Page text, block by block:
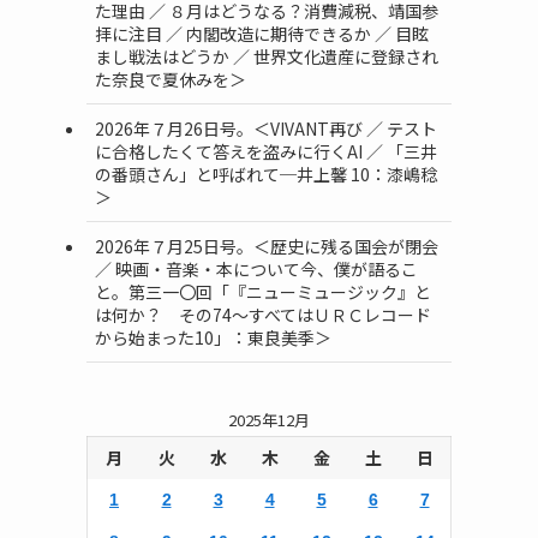
た理由 ／ ８月はどうなる？消費減税、靖国参
拝に注目 ／ 内閣改造に期待できるか ／ 目眩
まし戦法はどうか ／ 世界文化遺産に登録され
た奈良で夏休みを＞
2026年７月26日号。＜VIVANT再び ／ テスト
に合格したくて答えを盗みに行くAI ／ 「三井
の番頭さん」と呼ばれて─井上馨 10：漆嶋稔
＞
2026年７月25日号。＜歴史に残る国会が閉会
／ 映画・音楽・本について今、僕が語るこ
と。第三一〇回「『ニューミュージック』と
は何か？ その74～すべてはＵＲＣレコード
から始まった10」：東良美季＞
2025年12月
月 火 水 木 金 土 日
1 2 3 4 5 6 7